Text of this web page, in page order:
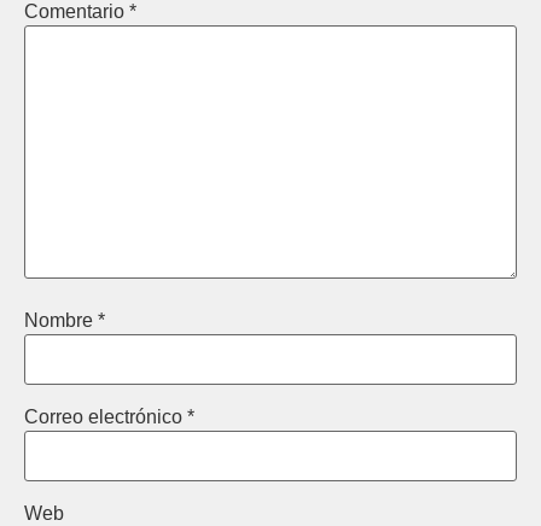
Comentario *
Nombre *
Correo electrónico *
Web